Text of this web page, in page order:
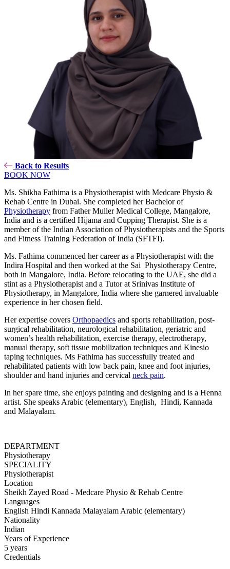
Back to Results
BOOK NOW
Ms. Shikha Fathima is a Physiotherapist with Medcare Physio &
Rehab Centre in Dubai. She completed her Bachelor of
Physiotherapy from Father Muller Medical College, Mangalore,
India and is a certified Hijama and Cupping Therapist. She is a
member of the Indian Association of Physiotherapists and the Sports
and Fitness Training Federation of India (SFTFI).
Ms. Fathima commenced her career as a Physiotherapist with the
Indira Hospital and then worked at the Sai Physiotherapy Centre,
both in Mangalore, India. Before relocating to the UAE, she did a
stint as a Physiotherapist and a Tutor at Srinivas Institute of
Physiotherapy, in Mangalore, India where she garnered invaluable
experience in her chosen field.
Her expertise covers Orthopaedics and sports rehabilitation, post-
surgical rehabilitation, neurological rehabilitation, geriatric and
women’s health rehabilitation, exercise therapy, electrotherapy,
manual therapy, soft tissue mobilization techniques and Kinesio
taping techniques. Ms Fathima has successfully treated and
rehabilitated patients with low back pain, knee and foot injuries,
shoulder and hand injuries and cervical neck pain.
In her spare time, she enjoys painting and designing and is a Henna
artist. She speaks Arabic (elementary), English, Hindi, Kannada
and Malayalam.
DEPARTMENT
Physiotherapy
SPECIALITY
Physiotherapist
Location
Sheikh Zayed Road - Medcare Physio & Rehab Centre
Languages
English Hindi Kannada Malayalam Arabic (elementary)
Nationality
Indian
Years of Experience
5 years
Credentials